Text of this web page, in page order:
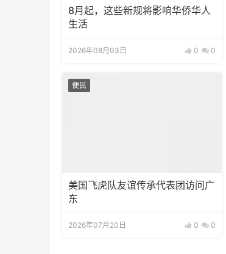
8月起，这些新规将影响华侨华人
生活
2026年08月03日 0 0
便民
美国飞虎队友谊传承代表团访问广
东
2026年07月20日 0 0